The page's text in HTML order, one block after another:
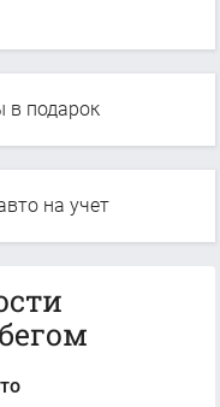
в подарок
на учет